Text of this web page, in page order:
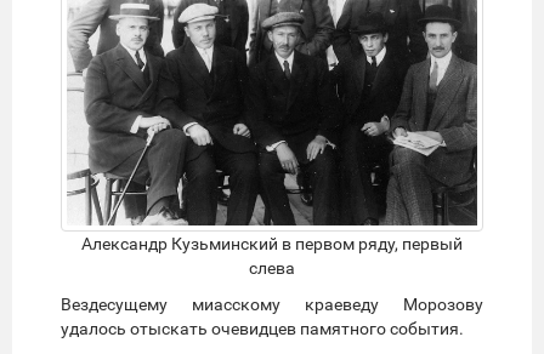
Александр Кузьминский в первом ряду, первый
слева
Вездесущему миасскому краеведу Морозову
удалось отыскать очевидцев памятного события.